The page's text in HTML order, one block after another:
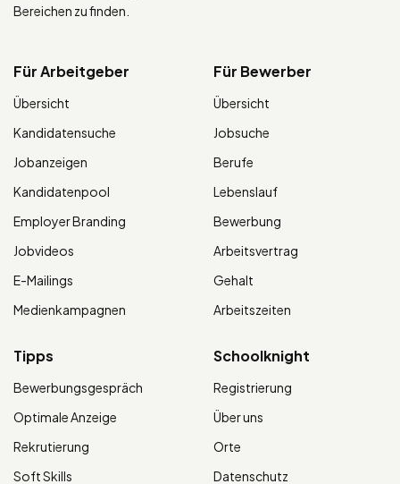
Bereichen zu finden.
Für Arbeitgeber
Übersicht
Kandidatensuche
Jobanzeigen
Kandidatenpool
Employer Branding
Jobvideos
E-Mailings
Medienkampagnen
Für Bewerber
Übersicht
Jobsuche
Berufe
Lebenslauf
Bewerbung
Arbeitsvertrag
Gehalt
Arbeitszeiten
Tipps
Bewerbungsgespräch
Optimale Anzeige
Rekrutierung
Soft Skills
Schoolknight
Registrierung
Über uns
Orte
Datenschutz